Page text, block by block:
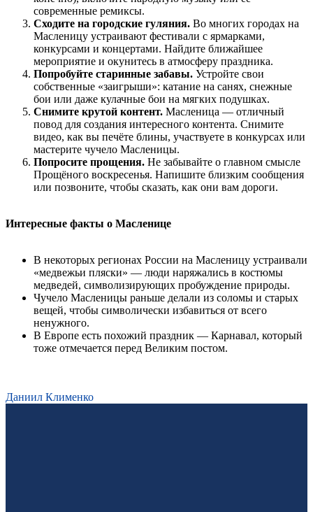
современные ремиксы.
Сходите на городские гуляния. Во многих городах на
Масленицу устраивают фестивали с ярмарками,
конкурсами и концертами. Найдите ближайшее
мероприятие и окунитесь в атмосферу праздника.
Попробуйте старинные забавы. Устройте свои
собственные «заигрыши»: катание на санях, снежные
бои или даже кулачные бои на мягких подушках.
Снимите крутой контент. Масленица — отличный
повод для создания интересного контента. Снимите
видео, как вы печёте блины, участвуете в конкурсах или
мастерите чучело Масленицы.
Попросите прощения. Не забывайте о главном смысле
Прощёного воскресенья. Напишите близким сообщения
или позвоните, чтобы сказать, как они вам дороги.
Интересные факты о Масленице
В некоторых регионах России на Масленицу устраивали
«медвежьи пляски» — люди наряжались в костюмы
медведей, символизирующих пробуждение природы.
Чучело Масленицы раньше делали из соломы и старых
вещей, чтобы символически избавиться от всего
ненужного.
В Европе есть похожий праздник — Карнавал, который
тоже отмечается перед Великим постом.
Даниил Клименко